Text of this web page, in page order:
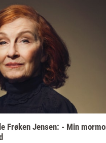
Frø­ken Jen­sen: - Min